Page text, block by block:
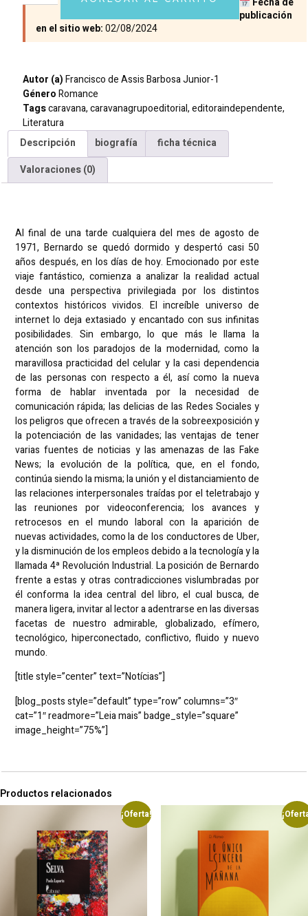
publicación
en el sitio web:02/08/2024
Autor (a)Francisco de Assis Barbosa Junior-1
GéneroRomance
Tagscaravana,caravanagrupoeditorial,editoraindependente,
Literatura
Descripción
biografía
ficha técnica
Valoraciones (0)
Al final de una tarde cualquiera del mes de agosto de
1971, Bernardo se quedó dormido y despertó casi 50
años después, en los días de hoy. Emocionado por este
viaje fantástico, comienza a analizar la realidad actual
desde una perspectiva privilegiada por los distintos
contextos históricos vividos. El increíble universo de
internet lo deja extasiado y encantado con sus infinitas
posibilidades. Sin embargo, lo que más le llama la
atención son los paradojos de la modernidad, como la
maravillosa practicidad del celular y la casi dependencia
de las personas con respecto a él, así como la nueva
forma de hablar inventada por la necesidad de
comunicación rápida; las delicias de las Redes Sociales y
los peligros que ofrecen a través de la sobreexposición y
la potenciación de las vanidades; las ventajas de tener
varias fuentes de noticias y las amenazas de las Fake
News; la evolución de la política, que, en el fondo,
continúa siendo la misma; la unión y el distanciamiento de
las relaciones interpersonales traídas por el teletrabajo y
las reuniones por videoconferencia; los avances y
retrocesos en el mundo laboral con la aparición de
nuevas actividades, como la de los conductores de Uber,
y la disminución de los empleos debido a la tecnología y la
llamada 4ª Revolución Industrial. La posición de Bernardo
frente a estas y otras contradicciones vislumbradas por
él conforma la idea central del libro, el cual busca, de
manera ligera, invitar al lector a adentrarse en las diversas
facetas de nuestro admirable, globalizado, efímero,
tecnológico, hiperconectado, conflictivo, fluido y nuevo
mundo.
[title style=”center” text=”Notícias”]
[blog_posts style=”default” type=”row” columns=”3″
cat=”1″ readmore=”Leia mais” badge_style=”square”
image_height=”75%”]
Productos relacionados
¡Oferta!